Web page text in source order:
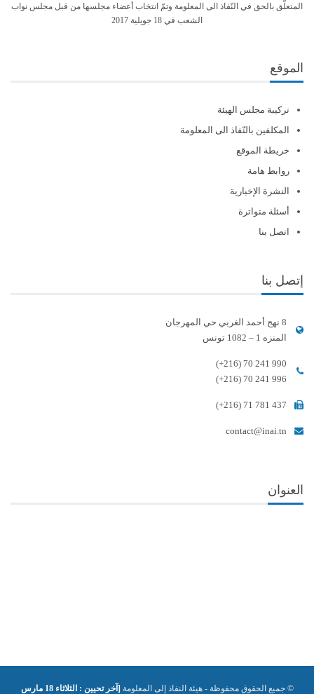
المتعلّق بالحق في النّفاذ الى المعلومة وتمّ انتخاب أعضاء مجلسها من قبل مجلس نواب
الشعب في 18 جويلية 2017
الموقع
تركيبة مجلس الهيئة
المكلفين بالنّفاذ الى المعلومة
خريطة الموقع
روابط هامة
النشرة الإخبارية
أسئلة متواترة
اتصل بنا
إتصل بنا
8 نهج أحمد الغربي حي المهرجان
المنزه 1 – 1082 تونس
(+216) 70 241 990
(+216) 70 241 996
(+216) 71 781 437
contact@inai.tn
العنوان
© جميع الحقوق محفوظة - هيئة النفاذ إلى المعلومة [آخر تحيين : الثلاثاء 18 مارس